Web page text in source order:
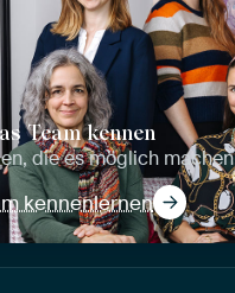
Team kennen
die es möglich machen
kennenlernen